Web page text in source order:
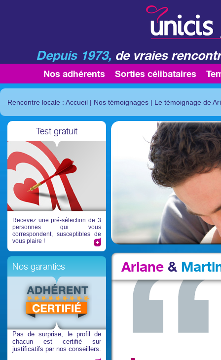
Depuis 1973, de vraies
Nos adhérents Sorties célibataires
Rencontre locale : Accueil | Nos témoignages | Le témoignage de
Test gratuit
Recevez une pré-sélection de 3
personnes qui vous
correspondent, susceptibles de
vous plaire !
Nos garanties
Pas de surprise, le profil de
chacun est certifié sur
justificatifs par nos conseillers.
Ariane &